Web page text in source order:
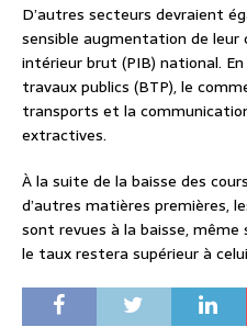
D’autres secteurs devraient
sensible augmentation de
intérieur brut (PIB) national.
travaux publics (BTP), le
transports et la
extractives.
À la suite de la baisse des
d’autres matières premières,
sont revues à la baisse,
le taux restera supérieur à